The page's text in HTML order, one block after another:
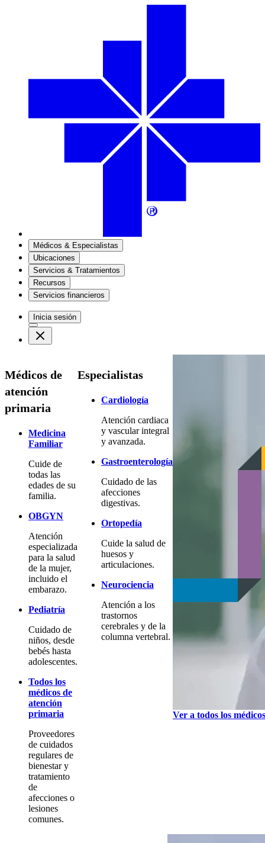
Médicos & Especialistas
Ubicaciones
Servicios & Tratamientos
Recursos
Servicios financieros
Inicia sesión
Médicos de
atención
primaria
Medicina
Familiar
Cuide de
todas las
edades de su
familia.
OBGYN
Atención
especializada
para la salud
de la mujer,
incluido el
embarazo.
Pediatría
Cuidado de
niños, desde
bebés hasta
adolescentes.
Todos los
médicos de
atención
primaria
Proveedores
de cuidados
regulares de
bienestar y
tratamiento
de
afecciones o
lesiones
comunes.
Especialistas
Cardiología
Atención cardiaca
y vascular integral
y avanzada.
Gastroenterología
Cuidado de las
afecciones
digestivas.
Ortopedía
Cuide la salud de
huesos y
articulaciones.
Neurociencia
Atención a los
trastornos
cerebrales y de la
columna vertebral.
Ver a todos los médicos